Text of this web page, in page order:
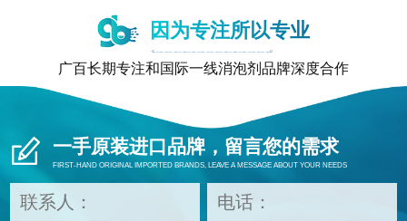
因为专注所以专业
广百长期专注和国际一线消泡剂品牌深度合作
一手原装进口品牌，留言您的需求
FIRST-HAND ORIGINAL IMPORTED BRANDS, LEAVE A MESSAGE ABOUT YOUR NEEDS